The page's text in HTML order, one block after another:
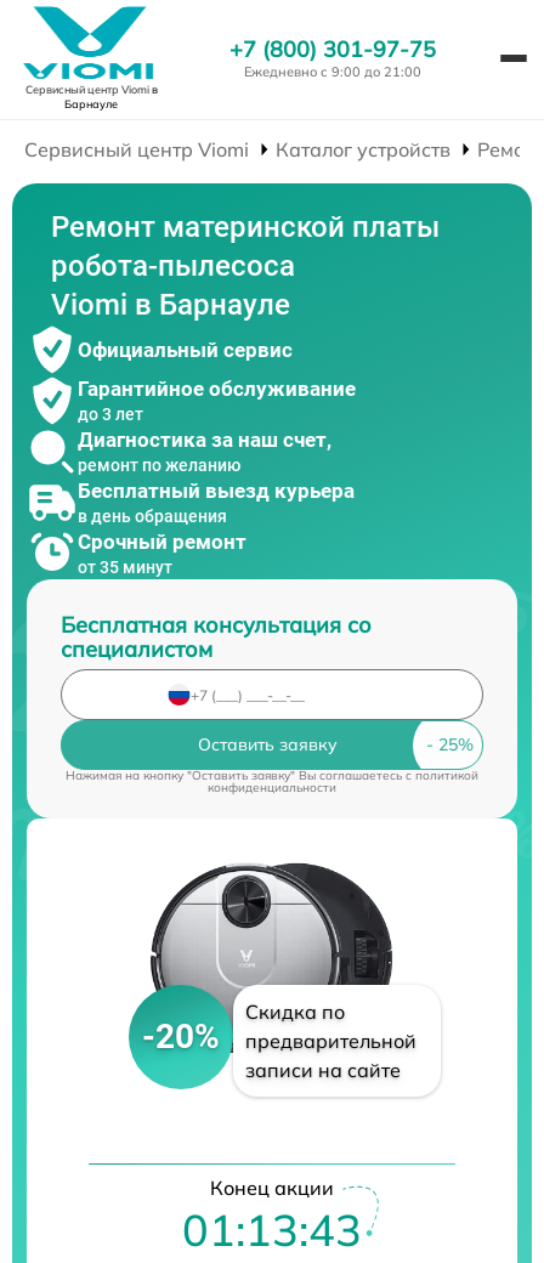
Сервисный центр Viomiв
Барнауле
+7 (800) 301-97-75
Ежедневно с 9:00 до 21:00
Сервисный центр Viomi Каталог устройств
Ремонт материнской платы
робота-пылесоса
Viomi в Барнауле
Официальный сервис
Гарантийное обслуживание
до 3 лет
Диагностика за наш счет,
ремонт по желанию
Бесплатный выезд курьера
в день обращения
Срочный ремонт
от 35 минут
Бесплатная консультация со
специалистом
Оставить заявку
Нажимая на кнопку "Оставить заявку" Вы соглашаетесь cполитикой
конфиденциальности
-20%
Скидка по
предварительной
записи на сайте
Конец акции
01:13:42